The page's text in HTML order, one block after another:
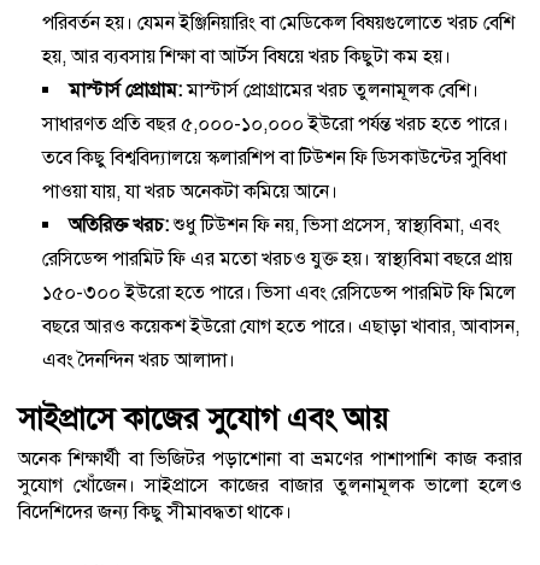
পরিবর্তন হয়। যেমন ইঞ্জিনিয়ারিং বা মেডিকেল বিষয়গুলোতে খরচ বেশি
হয়, আর ব্যবসায় শিক্ষা বা আর্টস বিষয়ে খরচ কিছুটা কম হয়।
মাস্টার্স প্রোগ্রাম:মাস্টার্স প্রোগ্রামের খরচ তুলনামূলক বেশি।
সাধারণত প্রতি বছর ৫,০০০-১০,০০০ ইউরো পর্যন্ত খরচ হতে পারে।
তবে কিছু বিশ্ববিদ্যালয়ে স্কলারশিপ বা টিউশন ফি ডিসকাউন্টের সুবিধা
পাওয়া যায়, যা খরচ অনেকটা কমিয়ে আনে।
অতিরিক্ত খরচ:শুধু টিউশন ফি নয়, ভিসা প্রসেস, স্বাস্থ্যবিমা, এবং
রেসিডেন্স পারমিট ফি এর মতো খরচও যুক্ত হয়। স্বাস্থ্যবিমা বছরে প্রায়
১৫০-৩০০ ইউরো হতে পারে। ভিসা এবং রেসিডেন্স পারমিট ফি মিলে
বছরে আরও কয়েকশ ইউরো যোগ হতে পারে। এছাড়া খাবার, আবাসন,
এবং দৈনন্দিন খরচ আলাদা।
সাইপ্রাসে কাজের সুযোগ এবং আয়
অনেক শিক্ষার্থী বা ভিজিটর পড়াশোনা বা ভ্রমণের পাশাপাশি কাজ করার
সুযোগ খোঁজেন। সাইপ্রাসে কাজের বাজার তুলনামূলক ভালো হলেও
বিদেশিদের জন্য কিছু সীমাবদ্ধতা থাকে।